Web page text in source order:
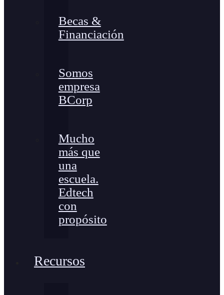
Becas &
Financiación
Somos
empresa
BCorp
Mucho
más que
una
escuela.
Edtech
con
propósito
Recursos